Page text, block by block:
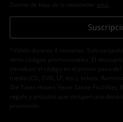
Darme de baja de la newsletter aquí
*Válido durante 4 semanas. Solo
otros códigos promocionales. El
introducir el código en el primer paso
media (CD, DVD, LP, etc.), tickets,
Die Toten Hosen, Feine Sahne Fischfilet,
regalo y artículos que incluyen una
promoción.